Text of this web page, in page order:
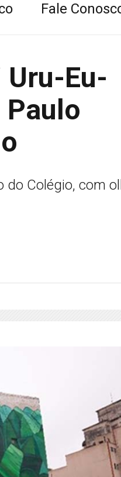
Fale
Eu-
Paulo
do Colégio, com